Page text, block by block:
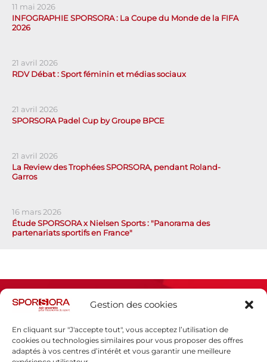
Gestion des cookies
En cliquant sur "J'accepte tout", vous acceptez l’utilisation de
cookies ou technologies similaires pour vous proposer des offres
adaptés à vos centres d’intérêt et vous garantir une meilleure
11 mai 2026
INFOGRAPHIE SPORSORA : La Coupe du Monde de la FIFA
2026
21 avril 2026
RDV Débat : Sport féminin et médias sociaux
21 avril 2026
SPORSORA Padel Cup by Groupe BPCE
21 avril 2026
La Review des Trophées SPORSORA, pendant Roland-
Garros
16 mars 2026
Étude SPORSORA x Nielsen Sports : "Panorama des
partenariats sportifs en France"
Espace presse